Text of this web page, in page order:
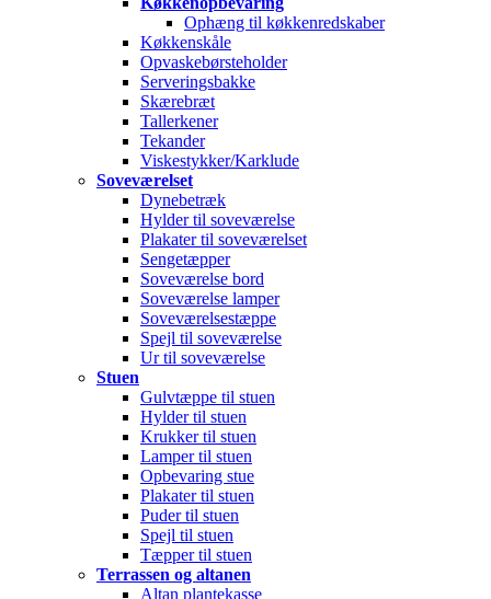
Ophæng til køkkenredskaber
Køkkenskåle
Opvaskebørsteholder
Serveringsbakke
Skærebræt
Tallerkener
Tekander
Viskestykker/Karklude
Soveværelset
Dynebetræk
Hylder til soveværelse
Plakater til soveværelset
Sengetæpper
Soveværelse bord
Soveværelse lamper
Soveværelsestæppe
Spejl til soveværelse
Ur til soveværelse
Stuen
Gulvtæppe til stuen
Hylder til stuen
Krukker til stuen
Lamper til stuen
Opbevaring stue
Plakater til stuen
Puder til stuen
Spejl til stuen
Tæpper til stuen
Terrassen og altanen
Altan plantekasse